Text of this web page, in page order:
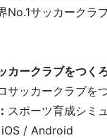
No.1サッカークラ
カークラブをつく
サッカークラブを
スポーツ育成シミ
/ Android